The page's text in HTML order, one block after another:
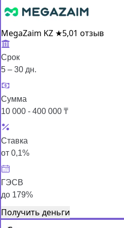
MegaZaim KZ ★5,01 отзыв
Срок
5 – 30 дн.
Сумма
10 000 - 400 000 ₸
Ставка
от 0,1%
ГЭСВ
до 179%
Получить деньги